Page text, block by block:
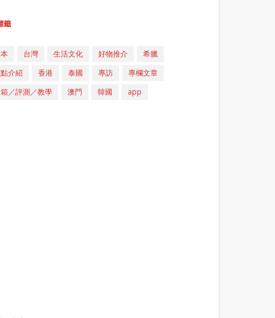
籤
台灣 生活文化 好物推介
希臘
介紹
香港 泰國 專訪
專欄文章
／評測／教學
澳門 韓國 app